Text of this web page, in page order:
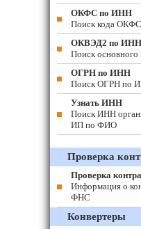
ОКФС по ИНН
Поиск кода
ОКВЭД2 по ИНН
Поиск
ОГРН по ИНН
Поиск ОГРН по
Узнать ИНН
Поиск ИНН
ИП по ФИО
Проверка
Проверка
Информация о
ФНС
Конвертеры